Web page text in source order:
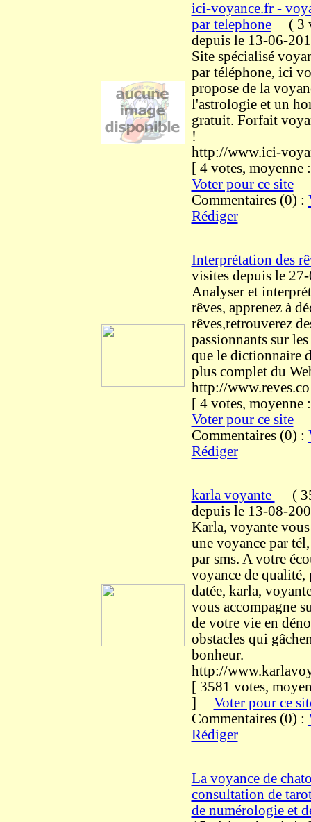
ici-voyance.fr -
par telephone(3
depuis le 13-06-
Site spécialisé
par téléphone, ici
propose de la
l'astrologie et un
gratuit. Forfait
!
http://www.ici-
[ 4 votes,
Voter pour ce site
Commentaires (0) :
Rédiger
Interprétation des
visites depuis le
Analyser et
rêves, apprenez à
rêves,retrouverez
passionnants sur
que le dictionnaire
plus complet du
http://www.reves.co
[ 4 votes,
Voter pour ce site
Commentaires (0) :
Rédiger
karla voyante (
depuis le 13-08-
Karla, voyante
une voyance par
par sms. A votre
voyance de qualité,
datée, karla,
vous accompagne
de votre vie en
obstacles qui
bonheur.
http://
[ 3581 votes,
] Voter pour ce
Commentaires (0) :
Rédiger
La voyance de
consultation de
de numérologie et